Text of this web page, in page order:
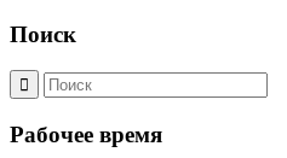
Поиск
Рабочее время